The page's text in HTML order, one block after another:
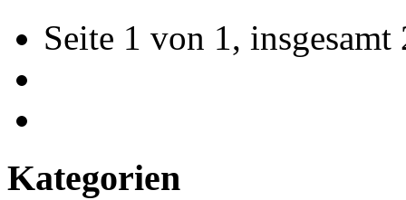
Seite 1 von 1, insgesamt
Kategorien